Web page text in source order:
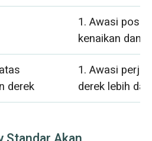
1. Awasi
kenaikan dan
derek
1. Awasi
derek lebih